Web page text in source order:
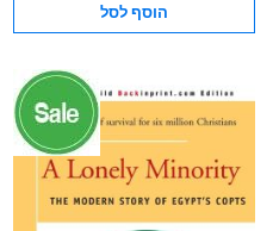
הוסף לסל